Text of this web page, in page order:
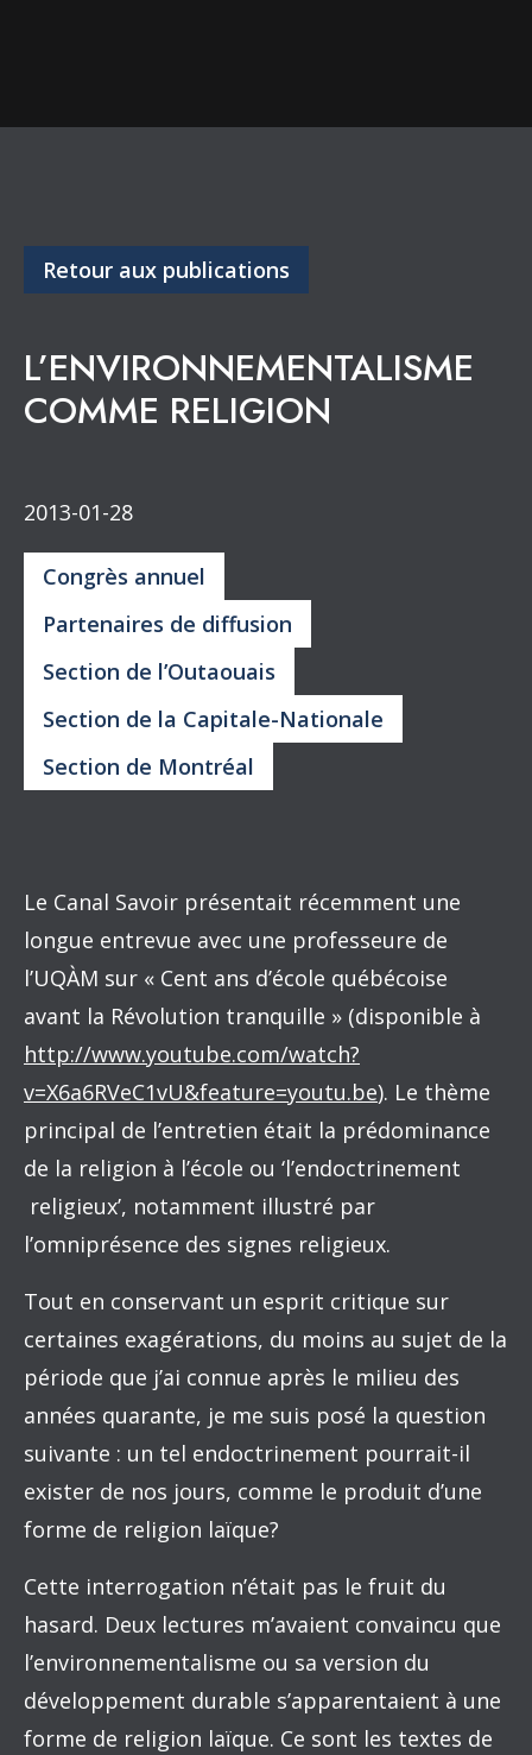
Retour aux publications
L’ENVIRONNEMENTALISME
COMME RELIGION
2013-01-28
Congrès annuel
Partenaires de diffusion
Section de l’Outaouais
Section de la Capitale-Nationale
Section de Montréal
Le Canal Savoir présentait récemment une
longue entrevue avec une professeure de
l’UQÀM sur « Cent ans d’école québécoise
avant la Révolution tranquille » (disponible à
http://www.youtube.com/watch?
v=X6a6RVeC1vU&feature=youtu.be). Le thème
principal de l’entretien était la prédominance
de la religion à l’école ou ‘l’endoctrinement
religieux’, notamment illustré par
l’omniprésence des signes religieux.
Tout en conservant un esprit critique sur
certaines exagérations, du moins au sujet de la
période que j’ai connue après le milieu des
années quarante, je me suis posé la question
suivante : un tel endoctrinement pourrait-il
exister de nos jours, comme le produit d’une
forme de religion laïque?
Cette interrogation n’était pas le fruit du
hasard. Deux lectures m’avaient convaincu que
l’environnementalisme ou sa version du
développement durable s’apparentaient à une
forme de religion laïque. Ce sont les textes de